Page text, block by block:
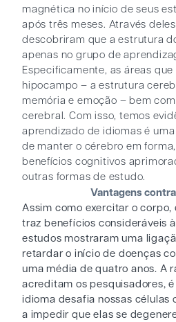
magnética no início de seus
após três meses. Através
descobriram que a estrutura
apenas no grupo de
Especificamente, as áreas
hipocampo – a estrutura
memória e emoção – bem
cerebral. Com isso, temos
aprendizado de idiomas é
de manter o cérebro em
benefícios cognitivos
outras formas de estudo.
Vantagens
Assim como exercitar o corpo,
traz benefícios consideráveis
estudos mostraram uma
retardar o início de doenças
uma média de quatro anos. A
acreditam os pesquisadores,
idioma desafia nossas células
a impedir que elas se